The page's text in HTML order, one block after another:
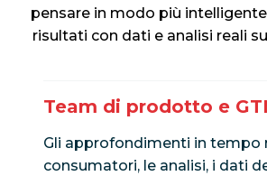
pensare in modo più
risultati con dati e analisi reali
Team di prodotto e
Gli approfondimenti in tempo
consumatori, le analisi, i dati